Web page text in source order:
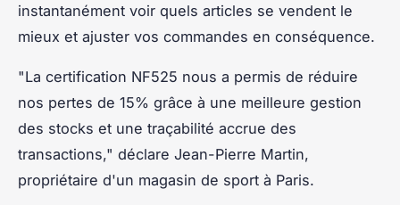
instantanément voir quels articles se vendent le
mieux et ajuster vos commandes en conséquence.
"La certification NF525 nous a permis de réduire
nos pertes de 15% grâce à une meilleure gestion
des stocks et une traçabilité accrue des
transactions," déclare Jean-Pierre Martin,
propriétaire d'un magasin de sport à Paris.